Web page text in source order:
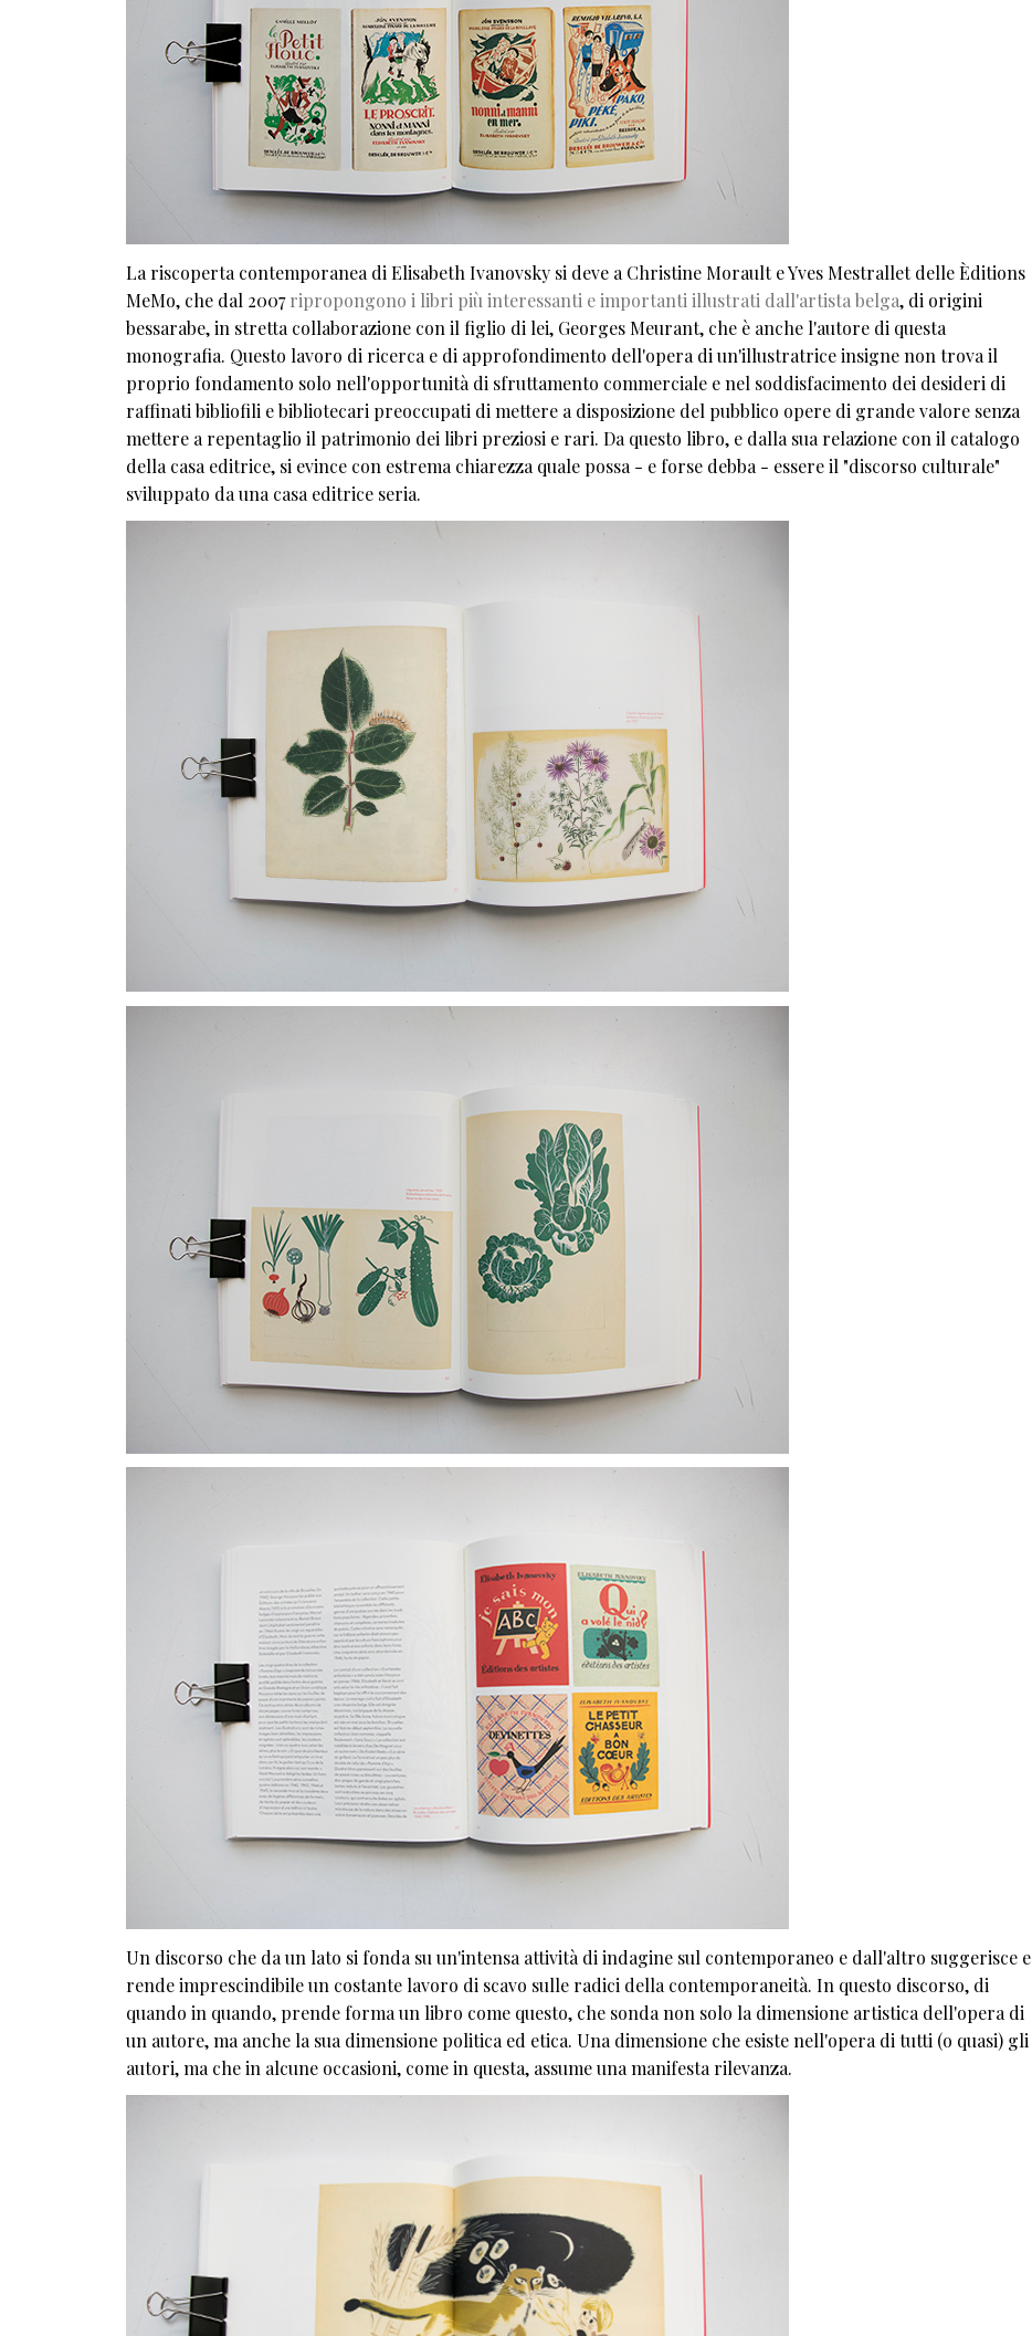
La riscoperta contemporanea di Elisabeth Ivanovsky si deve a Christine Morault e Yves Mestrallet delle Èditions
MeMo, che dal 2007ripropongono i libri più interessanti e importanti illustrati dall'artista belga, di origini
bessarabe, in stretta collaborazione con il figlio di lei, Georges Meurant, che è anche l'autore di questa
monografia. Questo lavoro di ricerca e di approfondimento dell'opera di un'illustratrice insigne non trova il
proprio fondamento solo nell'opportunità di sfruttamento commerciale e nel soddisfacimento dei desideri di
raffinati bibliofili e bibliotecari preoccupati di mettere a disposizione del pubblico opere di grande valore senza
mettere a repentaglio il patrimonio dei libri preziosi e rari. Da questo libro, e dalla sua relazione con il catalogo
della casa editrice, si evince con estrema chiarezza quale possa - e forse debba - essere il "discorso culturale"
sviluppato da una casa editrice seria.
Un discorso che da un lato si fonda su un'intensa attività di indagine sul contemporaneo e dall'altro suggerisce e
rende imprescindibile un costante lavoro di scavo sulle radici della contemporaneità. In questo discorso, di
quando in quando, prende forma un libro come questo, che sonda non solo la dimensione artistica dell'opera di
un autore, ma anche la sua dimensione politica ed etica. Una dimensione che esiste nell'opera di tutti (o quasi) gli
autori, ma che in alcune occasioni, come in questa, assume una manifesta rilevanza.